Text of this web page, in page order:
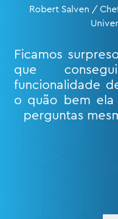
Robert Salven /
Ficamos
que
funcionalidade
o quão bem ela
perguntas